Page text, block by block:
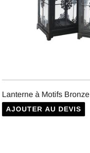
Lanterne à Motifs Bronze
AJOUTER AU DEVIS